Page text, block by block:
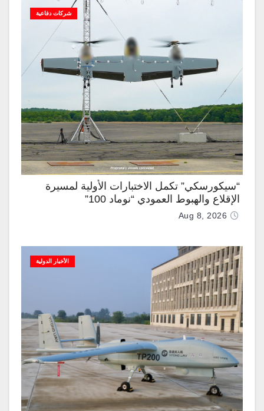
شركات دفاعية
“سيكورسكي” تكمل الاختبارات الأولية لمسيرة
الإقلاع والهبوط العمودي “نوماد 100”
Aug 8, 2026
الأخبار الدولية